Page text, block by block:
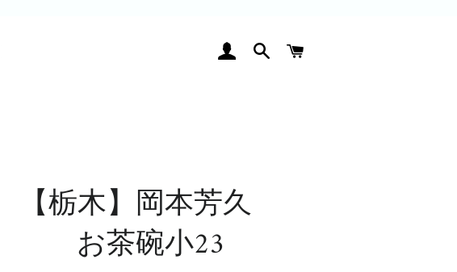
ログイン検索
【栃木】岡本芳久
お茶碗小23